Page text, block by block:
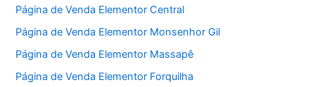
Página de Venda Elementor Central
Página de Venda Elementor Monsenhor Gil
Página de Venda Elementor Massapê
Página de Venda Elementor Forquilha